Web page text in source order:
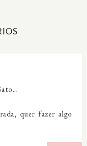
quer fazer algo